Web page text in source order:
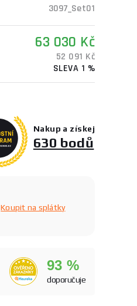
3097_Set01
63 030 Kč
52 091 Kč
SLEVA 1 %
Nakup a získej
630 bodů
Koupit na splátky
93 %
doporučuje